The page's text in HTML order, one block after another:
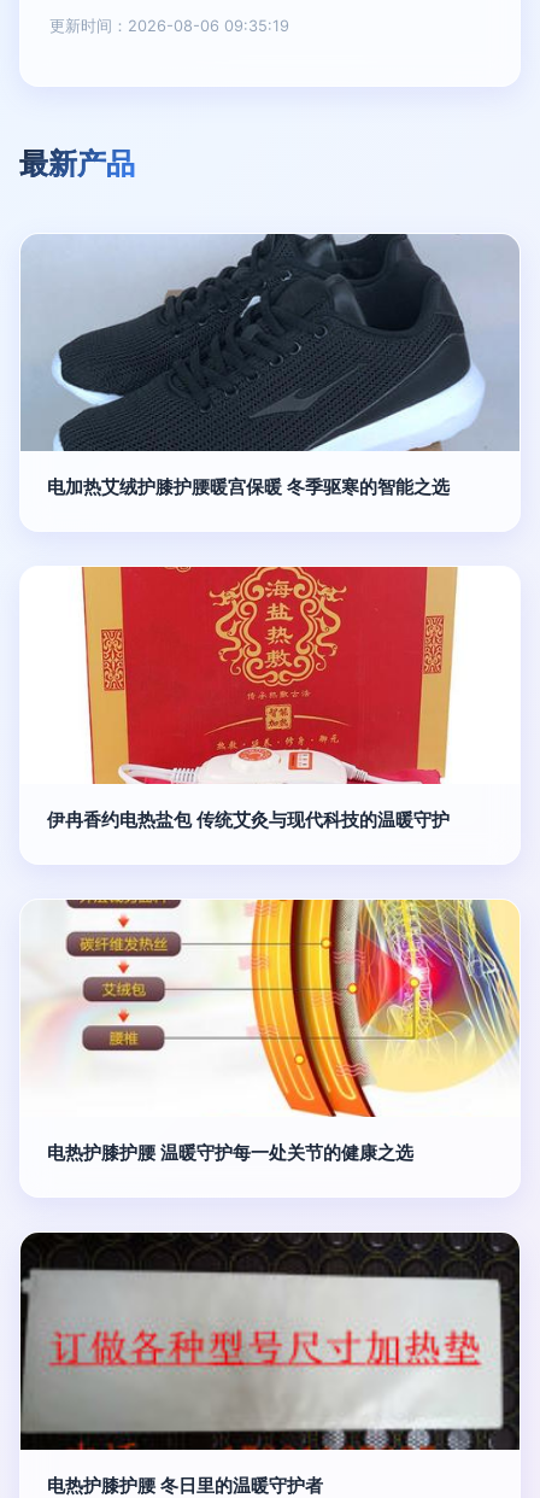
更新时间：2026-08-06 09:35:19
最新产品
电加热艾绒护膝护腰暖宫保暖 冬季驱寒的智能之选
伊冉香约电热盐包 传统艾灸与现代科技的温暖守护
电热护膝护腰 温暖守护每一处关节的健康之选
电热护膝护腰 冬日里的温暖守护者